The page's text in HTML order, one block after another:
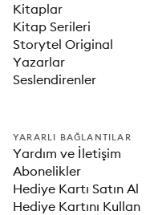
Kitaplar
Kitap Serileri
Storytel Original
Yazarlar
Seslendirenler
YARARLI BAĞLANTILAR
Yardım ve İletişim
Abonelikler
Hediye Kartı Satın Al
Hediye Kartını Kullan